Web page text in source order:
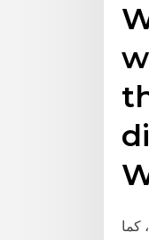
؛ وليس ، كما